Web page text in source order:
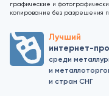
графические и
копирование без разрешения
Лучший
интернет-
среди
и
и стран СНГ